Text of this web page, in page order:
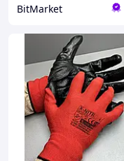
BitMarket